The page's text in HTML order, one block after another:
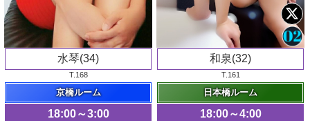
水琴(34)
T.168
京橋ルーム
18:00～3:00
和泉(32)
T.161
日本橋ルーム
18:00～4:00